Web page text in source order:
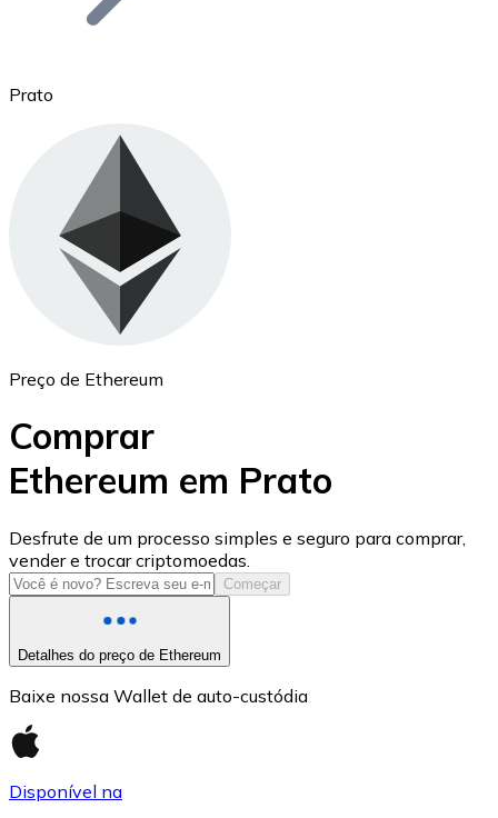
Ethereum
ETH
USD Coin
USDC
Prato
Preço de Ethereum
Comprar
Ethereum em Prato
Desfrute de um processo simples e seguro para comprar,
vender e trocar criptomoedas.
Começar
Detalhes do preço de Ethereum
Baixe nossa Wallet de auto-custódia
Disponível na